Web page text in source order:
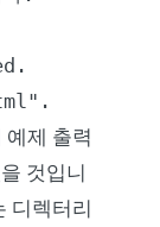
제 출력
것입니
디렉터리